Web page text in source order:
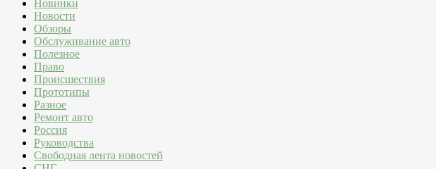
Новинки
Новости
Обзоры
Обслуживание авто
Полезное
Право
Происшествия
Прототипы
Разное
Ремонт авто
Россия
Руководства
Свободная лента новостей